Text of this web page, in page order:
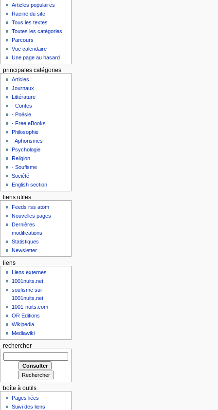
Articles populaires
Racine du site
Tous les textes
Toutes les catégories
Parcours
Vue calendaire
Une page au hasard
principales catégories
Articles
Journaux
Littérature
- Contes
- Poésie
- Free eBooks
Philosophie
- Aphorismes
Psychologie
Religion
- Soufisme
Société
English section
liens utiles
Feeds rss atom
Nouvelles pages
Dernières
modifications
Statistiques
Newsletter
liens
Liens externes
1001nuits.net
soufisme sur
1001nuits.net
1001-nuits.com
OR Editions
Wikipedia
Mediawiki
rechercher
boîte à outils
Pages liées
Suivi des liens